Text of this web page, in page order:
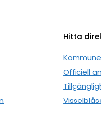
Hitta
Officiell